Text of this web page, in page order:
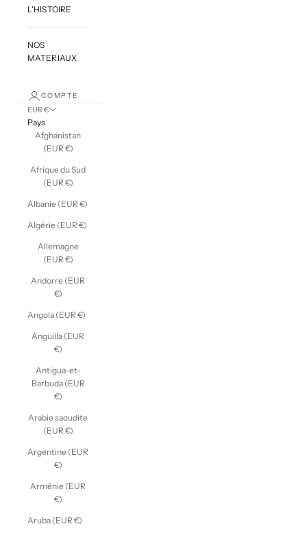
L'HISTOIRE
NOS
MATERIAUX
COMPTE
EUR €
Pays
Afghanistan
(EUR €)
Afrique du Sud
(EUR €)
Albanie (EUR €)
Algérie (EUR €)
Allemagne
(EUR €)
Andorre (EUR
€)
Angola (EUR €)
Anguilla (EUR
€)
Antigua-et-
Barbuda (EUR
€)
Arabie saoudite
(EUR €)
Argentine (EUR
€)
Arménie (EUR
€)
Aruba (EUR €)